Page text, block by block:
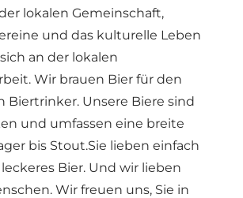
lokalen Gemeinschaft,
und das kulturelle Leben
an der lokalen
Wir brauen Bier für den
Biertrinker. Unsere Biere sind
und umfassen eine breite
bis Stout.Sie lieben einfach
Bier. Und wir lieben
Wir freuen uns, Sie in